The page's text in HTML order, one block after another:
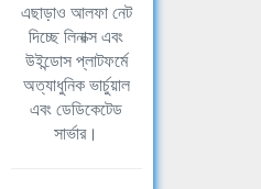
এছাড়াও আলফা নেট
দিচ্ছে লিনাক্স এবং
উইন্ডোস প্লাটফর্মে
অত্যাধুনিক ভার্চুয়াল
এবং ডেডিকেটেড
সার্ভার।